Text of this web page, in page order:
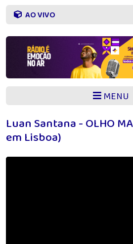
AO VIVO
MENU
Luan Santana - OLHO
em Lisboa)